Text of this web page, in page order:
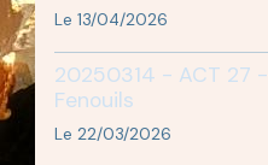
Le 13/04/2026
20250314 - ACT 27 -
Fenouils
Le 22/03/2026